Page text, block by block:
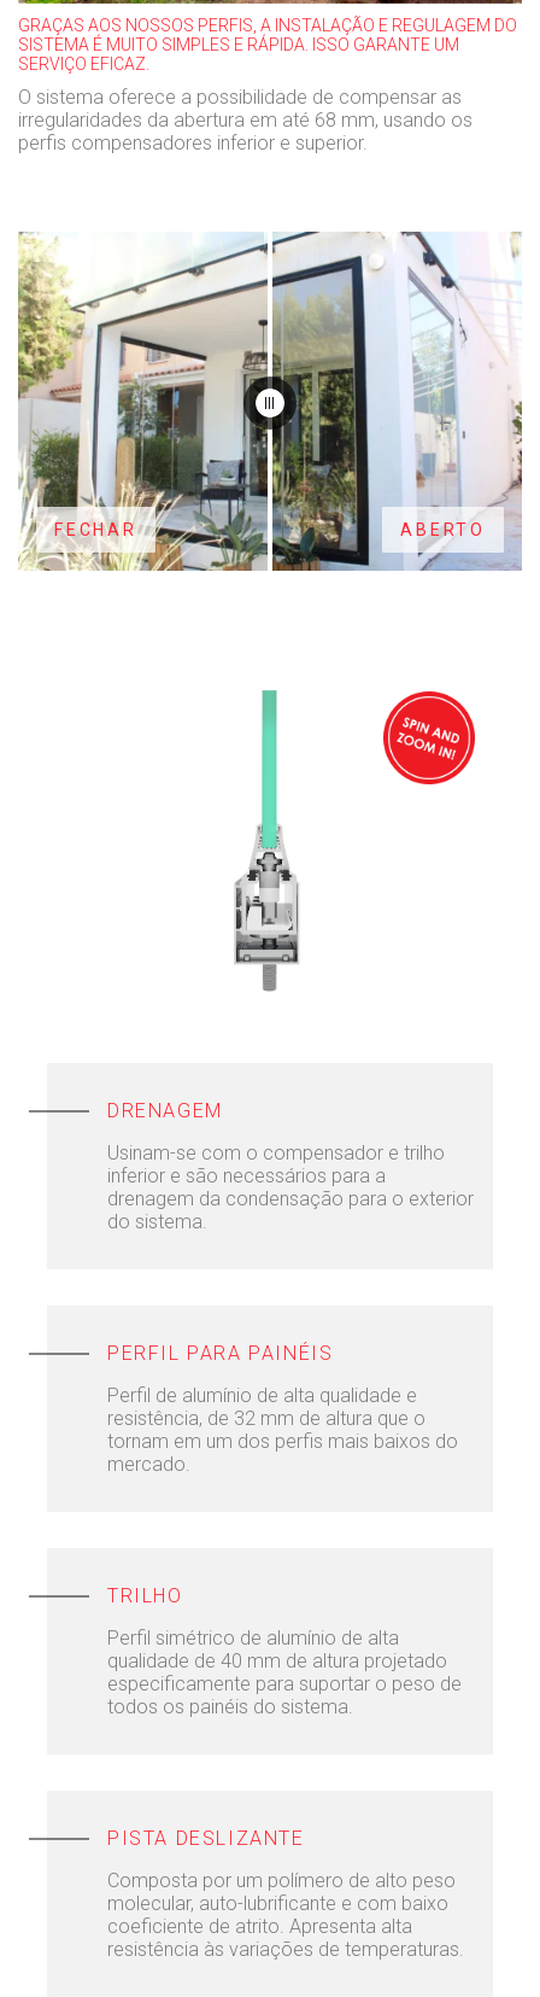
GRAÇAS AOS NOSSOS PERFIS, A INSTALAÇÃO E REGULAGEM DO
SISTEMA É MUITO SIMPLES E RÁPIDA. ISSO GARANTE UM
SERVIÇO EFICAZ.
O sistema oferece a possibilidade de compensar as
irregularidades da abertura em até 68 mm, usando os
perfis compensadores inferior e superior.
FECHAR ABERTO
DRENAGEM
Usinam-se com o compensador e trilho
inferior e são necessários para a
drenagem da condensação para o exterior
do sistema.
PERFIL PARA PAINÉIS
Perfil de alumínio de alta qualidade e
resistência, de 32 mm de altura que o
tornam em um dos perfis mais baixos do
mercado.
TRILHO
Perfil simétrico de alumínio de alta
qualidade de 40 mm de altura projetado
especificamente para suportar o peso de
todos os painéis do sistema.
PISTA DESLIZANTE
Composta por um polímero de alto peso
molecular, auto-lubrificante e com baixo
coeficiente de atrito. Apresenta alta
resistência às variações de temperaturas.